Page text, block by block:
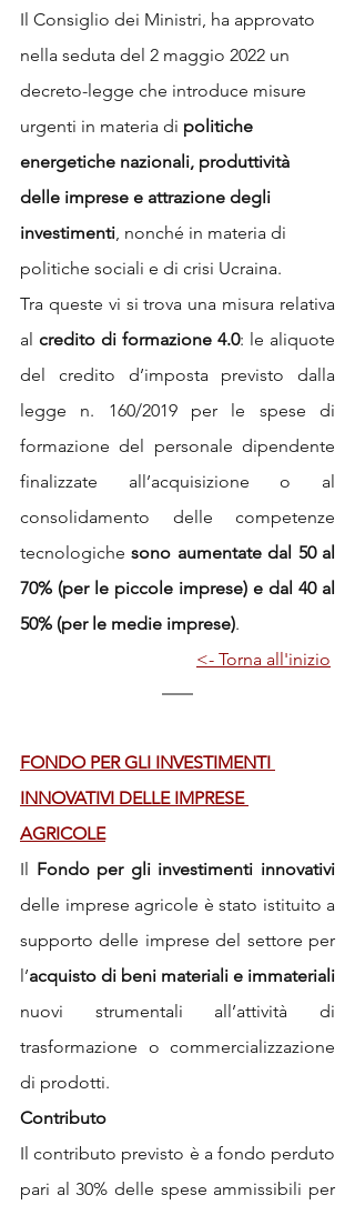
Il Consiglio dei Ministri, ha approvato
nella seduta del 2 maggio 2022 un
decreto-legge che introduce misure
urgenti in materia di politiche
energetiche nazionali, produttività
delle imprese e attrazione degli
investimenti, nonché in materia di
politiche sociali e di crisi Ucraina.
Tra queste vi si trova una misura relativa
al credito di formazione 4.0: le aliquote
del credito d’imposta previsto dalla
legge n. 160/2019 per le spese di
formazione del personale dipendente
finalizzate all’acquisizione o al
consolidamento delle competenze
tecnologiche sono aumentate dal 50 al
70% (per le piccole imprese) e dal 40 al
50% (per le medie imprese).
<- Torna all'inizio
FONDO PER GLI INVESTIMENTI
INNOVATIVI DELLE IMPRESE
AGRICOLE
Il Fondo per gli investimenti innovativi
delle imprese agricole è stato istituito a
supporto delle imprese del settore per
l’
nuovi strumentali all’attività di
trasformazione o commercializzazione
di prodotti.
Contributo
Il contributo previsto è a fondo perduto
pari al 30% delle spese ammissibili per